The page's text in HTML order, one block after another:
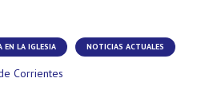
EN LA IGLESIA NOTICIAS ACTUALES
Corrientes